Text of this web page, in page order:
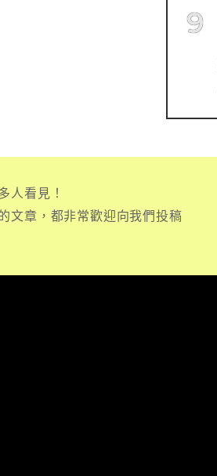
人看見！
文章，都非常歡迎向我們投稿